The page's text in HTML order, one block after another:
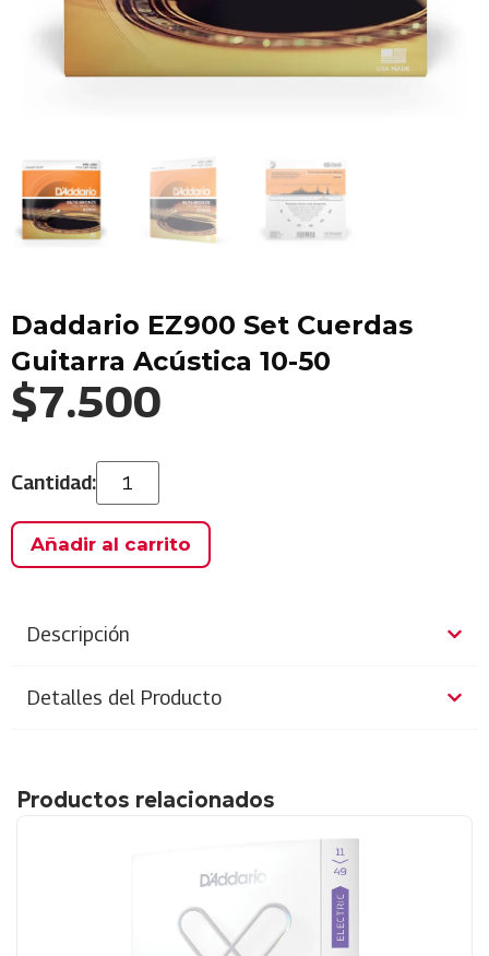
Daddario EZ900 Set Cuerdas
Guitarra Acústica 10-50
$7.500
Añadir al carrito
Descripción
Detalles del Producto
Productos relacionados